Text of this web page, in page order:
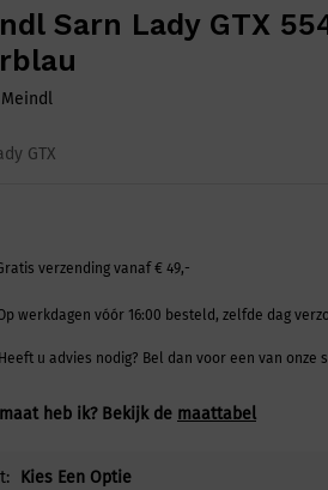
Sarn Lady GTX
Meindl
GTX
verzending vanaf € 49,-
werkdagen vóór 16:00 besteld, zelfde dag
u advies nodig? Bel dan voor een van onze
heb ik? Bekijk de maattabel
Kies Een Optie